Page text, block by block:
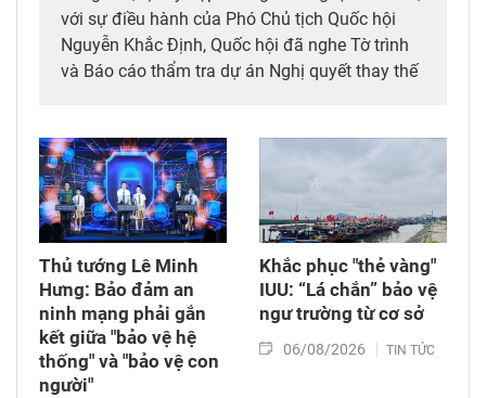
với sự điều hành của Phó Chủ tịch Quốc hội
Nguyễn Khắc Định, Quốc hội đã nghe Tờ trình
và Báo cáo thẩm tra dự án Nghị quyết thay thế
công tác của Viện kiểm sát nhân dân, Tòa án
nhân dân và thi hành án.
Thủ tướng Lê Minh
Hưng: Bảo đảm an
ninh mạng phải gắn
kết giữa "bảo vệ hệ
thống" và "bảo vệ con
người"
Khắc phục "thẻ vàng"
IUU: “Lá chắn” bảo vệ
ngư trường từ cơ sở
06/08/2026 TIN TỨC